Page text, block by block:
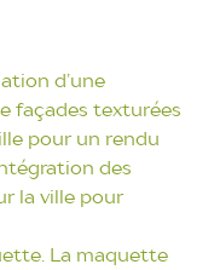
d’une
façades texturées
pour un rendu
des
la ville pour
La maquette